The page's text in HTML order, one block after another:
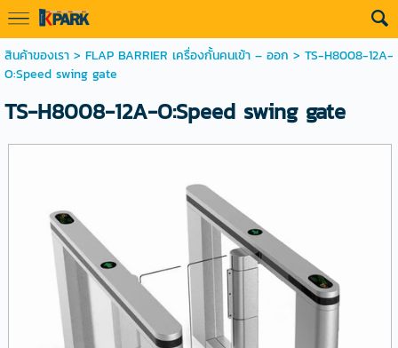
สินค้าของเรา> FLAP BARRIER เครื่องกั้นคนเข้า – ออก > TS-H8008-12A-
O:Speed swing gate
TS-H8008-12A-O:Speed swing gate